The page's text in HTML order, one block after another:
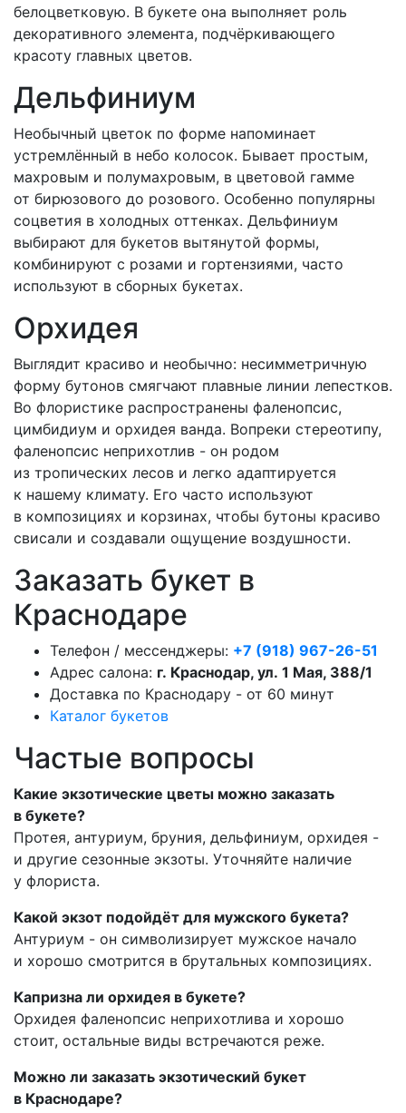
белоцветковую. В букете она выполняет роль
декоративного элемента, подчёркивающего
красоту главных цветов.
Дельфиниум
Необычный цветок по форме напоминает
устремлённый в небо колосок. Бывает простым,
махровым и полумахровым, в цветовой гамме
от бирюзового до розового. Особенно популярны
соцветия в холодных оттенках. Дельфиниум
выбирают для букетов вытянутой формы,
комбинируют с розами и гортензиями, часто
используют в сборных букетах.
Орхидея
Выглядит красиво и необычно: несимметричную
форму бутонов смягчают плавные линии лепестков.
Во флористике распространены фаленопсис,
цимбидиум и орхидея ванда. Вопреки стереотипу,
фаленопсис неприхотлив - он родом
из тропических лесов и легко адаптируется
к нашему климату. Его часто используют
в композициях и корзинах, чтобы бутоны красиво
свисали и создавали ощущение воздушности.
Заказать букет в
Краснодаре
Телефон / мессенджеры: +7 (918) 967-26-51
Адрес салона: г. Краснодар, ул. 1 Мая, 388/1
Доставка по Краснодару - от 60 минут
Каталог букетов
Частые вопросы
Какие экзотические цветы можно заказать
в букете?
Протея, антуриум, бруния, дельфиниум, орхидея -
и другие сезонные экзоты. Уточняйте наличие
у флориста.
Какой экзот подойдёт для мужского букета?
Антуриум - он символизирует мужское начало
и хорошо смотрится в брутальных композициях.
Капризна ли орхидея в букете?
Орхидея фаленопсис неприхотлива и хорошо
стоит, остальные виды встречаются реже.
Можно ли заказать экзотический букет
в Краснодаре?